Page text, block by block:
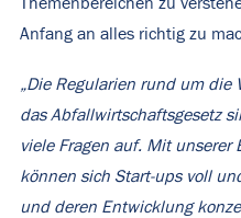
Anfang an alles richtig zu
„Die Regularien rund um die
das Abfallwirtschaftsgesetz
viele Fragen auf. Mit
können sich Start-ups voll
und deren Entwicklung